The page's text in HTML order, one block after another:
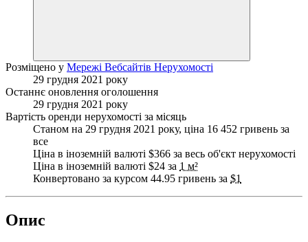
Розміщено у Мережі Вебсайтів Нерухомості
29 грудня 2021 року
Останнє оновлення оголошення
29 грудня 2021 року
Вартість оренди нерухомості за місяць
Станом на 29 грудня 2021 року, ціна 16 452 гривень за
все
Ціна в іноземній валюті $366 за весь об'єкт нерухомості
Ціна в іноземній валюті $24 за 1 м²
Конвертовано за курсом 44.95 гривень за $1
Опис